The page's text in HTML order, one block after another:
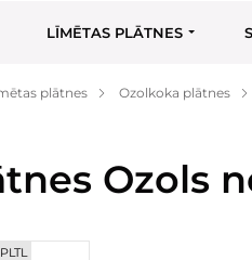
LĪMĒTAS PLĀTNES
plātnes Ozolkoka plātnes
Ozols